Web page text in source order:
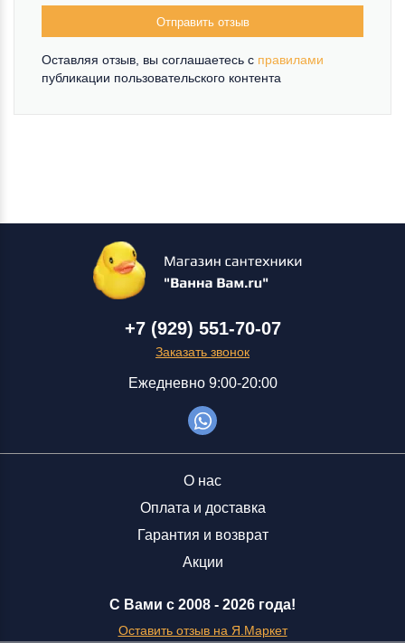
Отправить отзыв
Оставляя отзыв, вы соглашаетесь c правилами
публикации пользовательского контента
+7 (929) 551-70-07
Заказать звонок
Ежедневно 9:00-20:00
С Вами с 2008 - 2026 года!
Оставить отзыв на Я.Маркет
О нас
Оплата и доставка
Гарантия и возврат
Акции